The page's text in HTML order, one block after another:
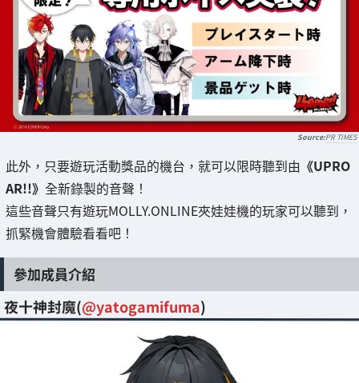
PR TIMES
此外，只要遊玩活動獎品的機台，就可以限時聽到由 《UPRO
AR!!》 全新錄製的音聲！
這些音聲只有遊玩MOLLY.ONLINE夾娃娃機的玩家可以聽到，
抓緊機會體驗看看吧！
參加成員介紹
夜十神封魔(@yatogamifuma)